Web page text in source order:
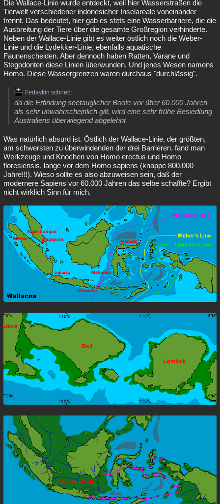
Die Wallace-Linie wurde entdeckt, weil hier Wasserstraßen die
Tierwelt verschiedener indonesicher Inselareale voneinander
trennt. Das bedeutet, hier gab es stets eine Wasserbarriere, die die
Ausbreitung der Tiere über die gesamte Großregion verhinderte.
Neben der Wallace-Linie gibt es weiter östlich noch die Weber-
Linie und die Lydekker-Linie, ebenfalls aquatische
Faunenscheiden. Aber dennoch haben Ratten, Varane und
Stegodonten diese Linien überwunden. Und jenes Wesen namens
Homo. Diese Wassergrenzen waren durchaus "durchlässig".
Fedaykin schrieb:
da die Erfindung seetauglicher Boote vor über 60.000 Jahren
als sehr unwahrscheinlich gilt, wird eine sehr frühe Besiedlung
Australiens überwiegend abgelehnt
Was natürlich absurd ist. Östlich der Wallace-Linie, der größten,
am schwersten zu überwindenden der drei Barrieren, fand man
Werkzeuge und Knochen von Homo erectus und Homo
floresiensis, lange vor dem Homo sapiens (knappe 800.000
Jahre!!!). Wieso sollte es also abzuweisen sein, daß der
modernere Sapiens vor 60.000 Jahren das selbe schaffte? Ergibt
nicht wirklich Sinn für mich.